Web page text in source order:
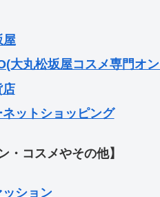
屋
大丸松坂屋コスメ専門オ
店
ットショッピング
・コスメやその他】
ション